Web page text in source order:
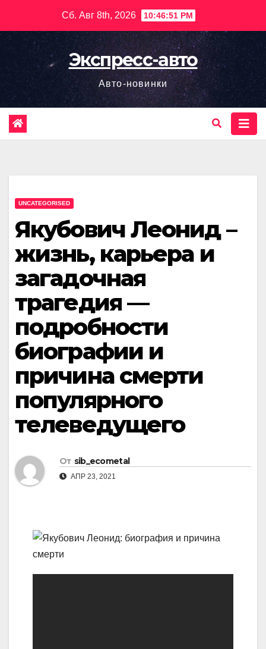
содержимому
Сб. Авг 8th, 2026 10:46:52 PM
Экспресс-авто
Авто-новинки
UNCATEGORISED
Якубович Леонид –
жизнь, карьера и
загадочная
трагедия —
подробности
биографии и
причина смерти
популярного
телеведущего
От sib_ecometal
АПР 23, 2021